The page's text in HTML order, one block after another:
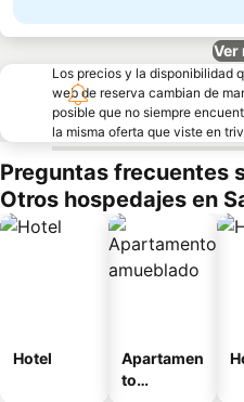
Ver
Los precios y la disponibilidad
web de reserva cambian de
posible que no siempre
la misma oferta que viste en
Preguntas frecuentes
Otros hospedajes en
Hotel
Apartamen
to